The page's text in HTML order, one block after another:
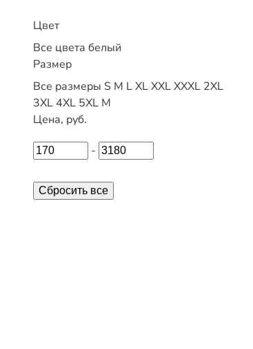
Цвет
Все цвета белый
Размер
Все размеры S M LXLXXLXXXL 2XL
3XL 4XL 5XL М
Цена, руб.
-
Сбросить все